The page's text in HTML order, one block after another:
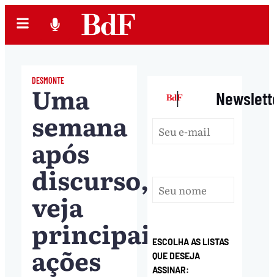
DESMONTE
Uma
semana
após
discurso,
veja
principais
ações
|
ESCOLHA AS LISTAS
QUE DESEJA
ASSINAR: